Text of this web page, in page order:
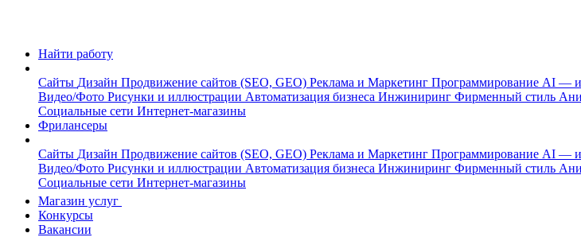
Найти работу
Сайты Дизайн Продвижение сайтов (SEO, GEO) Реклама и Маркетинг Программирование AI —
Видео/Фото Рисунки и иллюстрации Автоматизация бизнеса Инжиниринг Фирменный стиль
Социальные сети Интернет-магазины
Фрилансеры
Сайты Дизайн Продвижение сайтов (SEO, GEO) Реклама и Маркетинг Программирование AI —
Видео/Фото Рисунки и иллюстрации Автоматизация бизнеса Инжиниринг Фирменный стиль
Социальные сети Интернет-магазины
Магазин услуг
Конкурсы
Вакансии